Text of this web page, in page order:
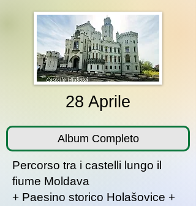
28 Aprile
Album Completo
Percorso tra i castelli lungo il
fiume Moldava
+ Paesino storico Holašovice +